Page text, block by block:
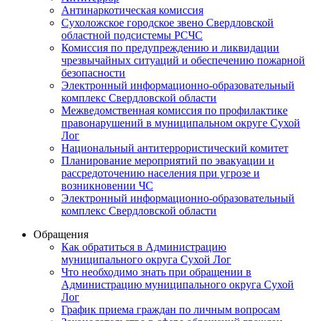
Антинаркотическая комиссия
Сухоложское городское звено Свердловской
областной подсистемы РСЧС
Комиссия по предупреждению и ликвидации
чрезвычайных ситуаций и обеспечению пожарной
безопасности
Электронный информационно-образовательный
комплекс Cвердловской области
Межведомственная комиссия по профилактике
правонарушений в муниципальном округе Сухой
Лог
Национальный антитеррористический комитет
Планирование мероприятий по эвакуации и
рассредоточению населения при угрозе и
возникновении ЧС
Электронный информационно-образовательный
комплекс Свердловской области
Обращения
Как обратиться в Администрацию
муниципального округа Сухой Лог
Что необходимо знать при обращении в
Администрацию муниципального округа Сухой
Лог
График приема граждан по личным вопросам